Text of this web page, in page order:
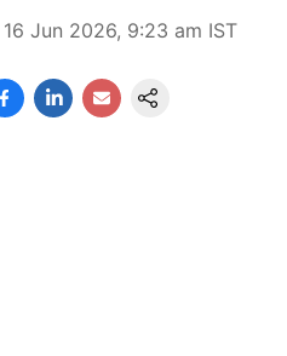
16 Jun 2026, 9:23 am IST